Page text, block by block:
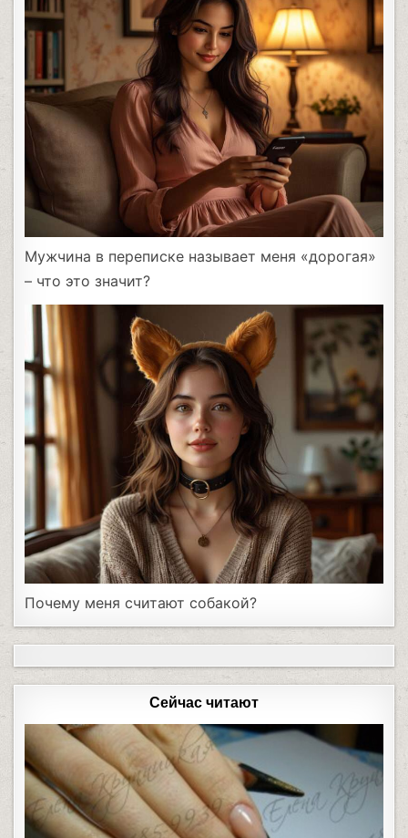
Мужчина в переписке называет меня «дорогая»
– что это значит?
Почему меня считают собакой?
Сейчас читают